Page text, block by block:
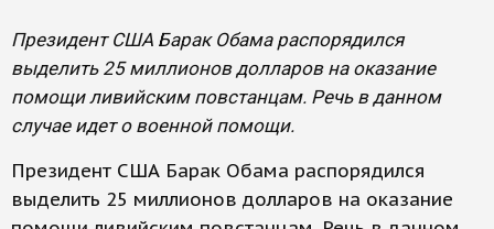
Президент США Барак Обама распорядился
выделить 25 миллионов долларов на оказание
помощи ливийским повстанцам. Речь в данном
случае идет о военной помощи.
Президент США Барак Обама распорядился
выделить 25 миллионов долларов на оказание